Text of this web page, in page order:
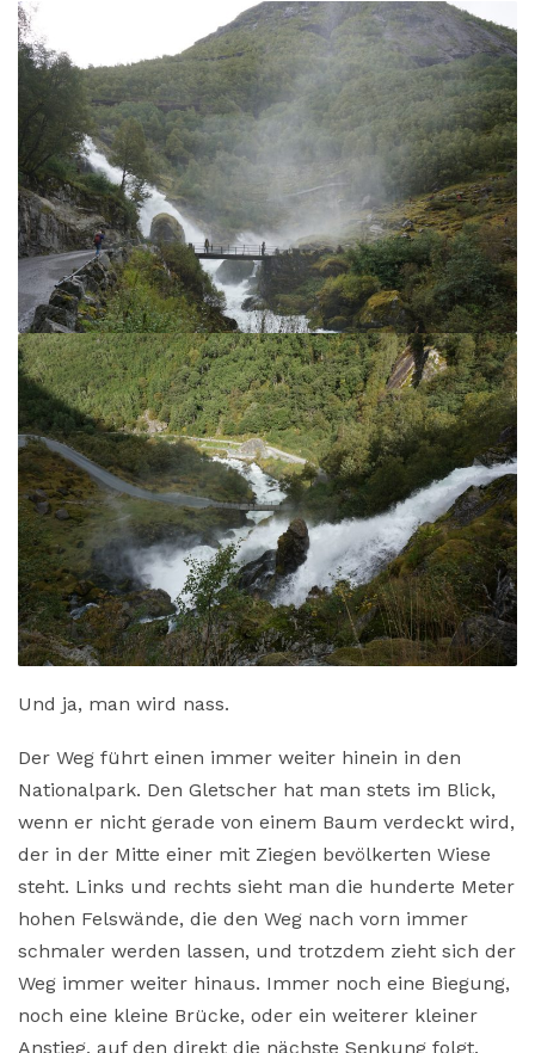
Und ja, man wird nass.
Der Weg führt einen immer weiter hinein in den
Nationalpark. Den Gletscher hat man stets im Blick,
wenn er nicht gerade von einem Baum verdeckt wird,
der in der Mitte einer mit Ziegen bevölkerten Wiese
steht. Links und rechts sieht man die hunderte Meter
hohen Felswände, die den Weg nach vorn immer
schmaler werden lassen, und trotzdem zieht sich der
Weg immer weiter hinaus. Immer noch eine Biegung,
noch eine kleine Brücke, oder ein weiterer kleiner
Anstieg, auf den direkt die nächste Senkung folgt.